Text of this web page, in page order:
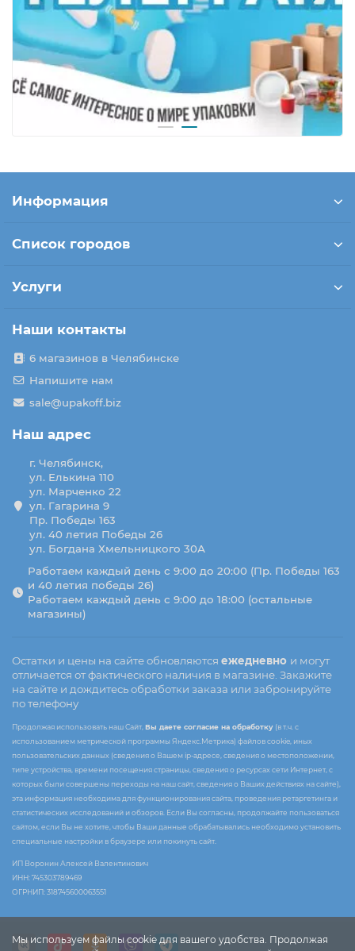
Мы используем файлы cookie для вашего удобства. Продолжая
Информация
Список городов
Услуги
Наши контакты
6 магазинов в Челябинске
Напишите нам
sale@upakoff.biz
Наш адрес
г. Челябинск,
ул. Елькина 110
ул. Марченко 22
ул. Гагарина 9
Пр. Победы 163
ул. 40 летия Победы 26
ул. Богдана Хмельницкого 30А
Работаем каждый день с 9:00 до 20:00 (Пр. Победы 163
и 40 летия победы 26)
Работаем каждый день с 9:00 до 18:00 (остальные
магазины)
Остатки и цены на сайте обновляются ежедневно и могут
отличается от фактического наличия в магазине. Закажите
на сайте и дождитесь обработки заказа или забронируйте
по телефону
Продолжая использовать наш Сайт, Вы даете согласие на обработку (в т.ч. с
использованием метрической программы Яндекс.Метрика) файлов cookie, иных
пользовательских данных (сведения о Вашем ip-адресе, сведения о местоположении,
типе устройства, времени посещения страницы, сведения о ресурсах сети Интернет, с
которых были совершены переходы на наш сайт, сведения о Ваших действиях на сайте),
эта информация необходима для функционирования сайта, проведения ретаргетинга и
статистических исследований и обзоров. Если Вы согласны, продолжайте пользоваться
сайтом, если Вы не хотите, чтобы Ваши данные обрабатывались необходимо установить
специальные настройки в браузере или покинуть сайт.
ИП Воронин Алексей Валентинович
ИНН: 745303789469
ОГРНИП: 318745600063551